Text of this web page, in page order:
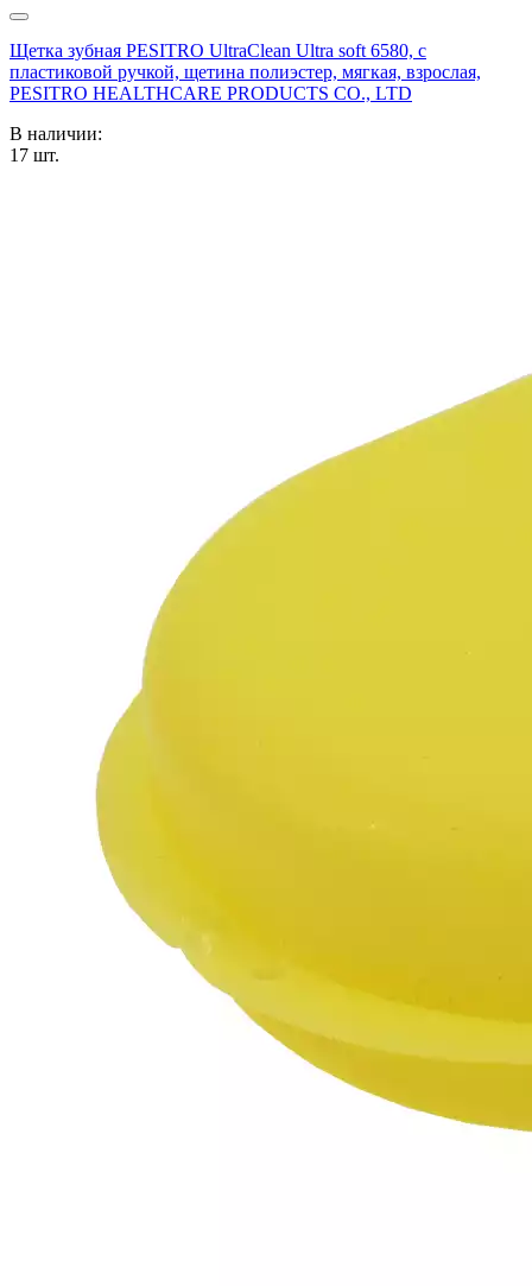
Щетка зубная PESITRO UltraClean Ultra soft 6580, с
пластиковой ручкой, щетина полиэстер, мягкая, взрослая,
PESITRO HEALTHCARE PRODUCTS CO., LTD
В наличии:
17 шт.